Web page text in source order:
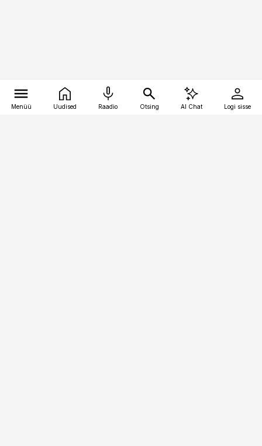
Menüü Uudised Raadio Otsing AI Chat Logi sisse